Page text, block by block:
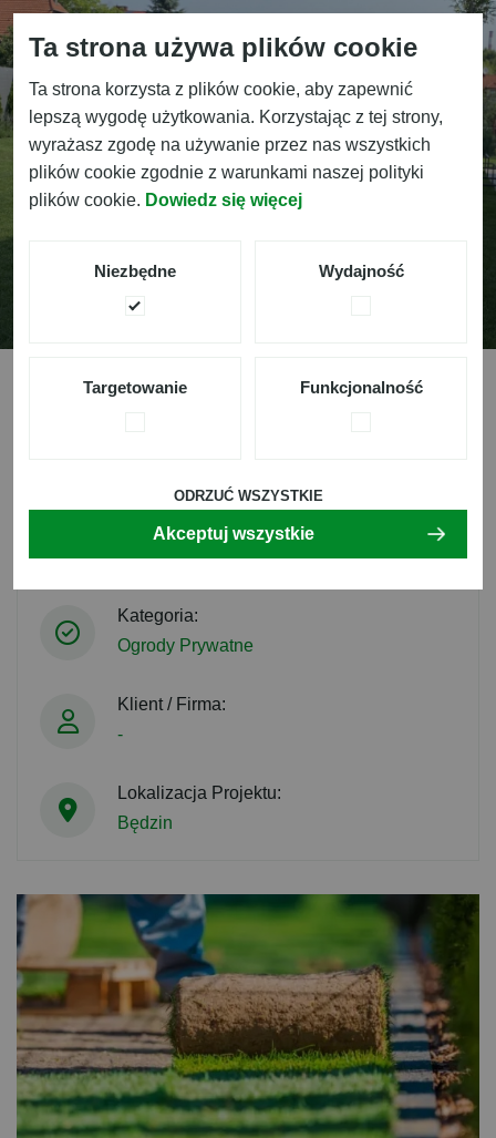
Ta strona używa plików cookie
Ta strona korzysta z plików cookie, aby zapewnić
lepszą wygodę użytkowania. Korzystając z tej strony,
wyrażasz zgodę na używanie przez nas wszystkich
plików cookie zgodnie z warunkami naszej polityki
plików cookie. Dowiedz się więcej
Niezbędne Wydajność
Targetowanie Funkcjonalność
ODRZUĆ WSZYSTKIE
Akceptuj wszystkie
Ogród Będ
Czas Realizacji:
-
Kategoria:
Ogrody Prywatne
Klient / Firma:
-
Lokalizacja Projektu:
Będzin